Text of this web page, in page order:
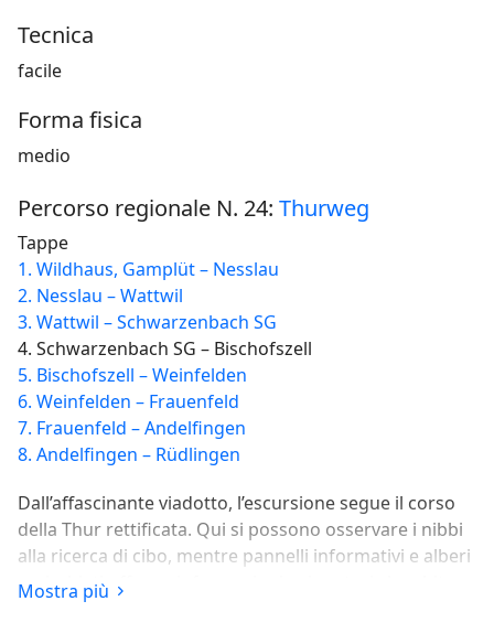
Tecnica
facile
Forma fisica
medio
Percorso regionale N. 24: Thurweg
Tappe
1. Wildhaus, Gamplüt – Nesslau
2. Nesslau – Wattwil
3. Wattwil – Schwarzenbach SG
4. Schwarzenbach SG – Bischofszell
5. Bischofszell – Weinfelden
6. Weinfelden – Frauenfeld
7. Frauenfeld – Andelfingen
8. Andelfingen – Rüdlingen
Dall’affascinante viadotto, l’escursione segue il corso
della Thur rettificata. Qui si possono osservare i nibbi
alla ricerca di cibo, mentre pannelli informativi e alberi
rosicchiati offrono informazioni sui castori che abitano
questa regione. I boschi ripariali, i ponti storici e
Mostra più